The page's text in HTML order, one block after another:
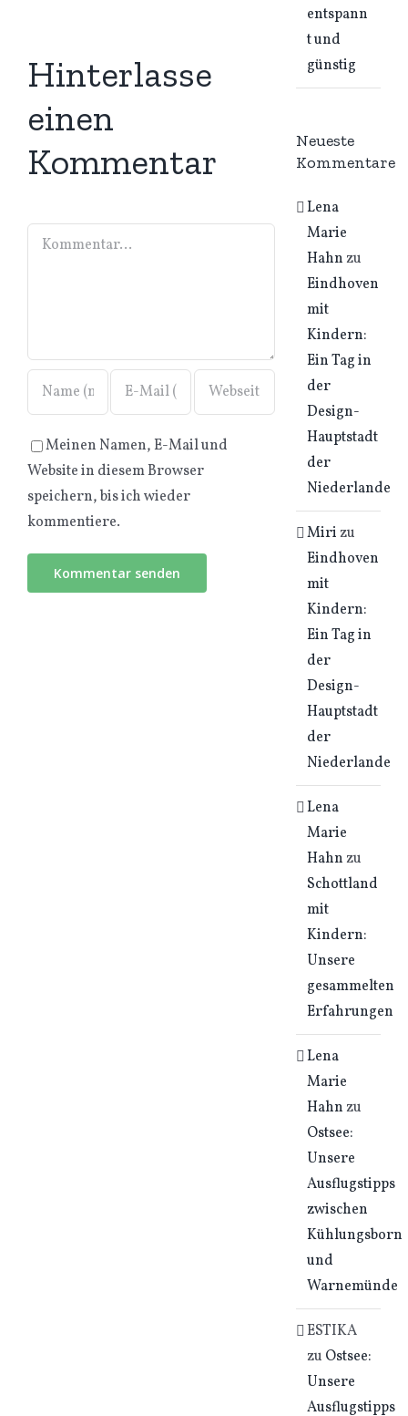
Hinterlasse
einen
Kommentar
Kommentar
Meinen Namen, E-Mail und
Website in diesem Browser
speichern, bis ich wieder
kommentiere.
entspann
t und
günstig
Neueste
Kommentare
Lena
Marie
Hahnzu
Eindhoven
mit
Kindern:
Ein Tag in
der
Design-
Hauptstadt
der
Niederlande
Mirizu
Eindhoven
mit
Kindern:
Ein Tag in
der
Design-
Hauptstadt
der
Niederlande
Lena
Marie
Hahnzu
Schottland
mit
Kindern:
Unsere
gesammelten
Erfahrungen
Lena
Marie
Hahnzu
Ostsee:
Unsere
Ausflugstipps
zwischen
Kühlungsborn
und
Warnemünde
ESTIKA
zu Ostsee:
Unsere
Ausflugstipps